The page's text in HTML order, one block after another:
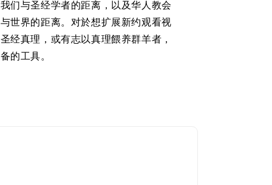
们与圣经学者的距离，以及华人教会
世界的距离。对於想扩展新约观看视
经真理，或有志以真理餵养群羊者，
的工具。